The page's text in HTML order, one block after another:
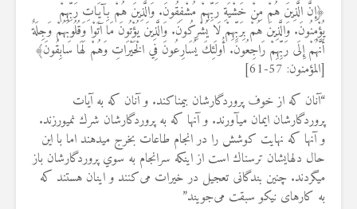
﴿إِنَّ الَّذِينَ هُمْ مِنْ خَشْيَةِ رَبِّهِمْ مُشْفِقُونَ. وَالَّذِينَ هُمْ بِآيَاتِ رَبِّهِمْ
يُؤْمِنُونَ. وَالَّذِينَ هُمْ بِرَبِّهِمْ لَا يُشْرِكُونَ. وَالَّذِينَ يُؤْتُونَ مَا آتَوْا وَقُلُوبُهُمْ وَجِلَةٌ
أَنَّهُمْ إِلَى رَبِّهِمْ رَاجِعُونَ. أُولَئِكَ يُسَارِعُونَ فِي الْخَيْرَاتِ وَهُمْ لَهَا سَابِقُونَ﴾
[المؤمنون: 57-61]
“آنان كه از خوف پروردگارشان بيمناكند. و آنان كه به آيات
پروردگارشان ايمان مي‏آورند. و آنها كه به پروردگارشان شرك نمي‏ورزند.
و آنها كه نهايت كوشش را در انجام طاعات بخرج مي‏دهند اما با اين
حال دلهايشان ترسناك است از اينكه سرانجام به سوي پروردگارشان باز
مي‏گردند. چنین بندگانی تعجیل در خیرات می‌کنند و اینان هستند که
به کارهای نیکو سبقت می‌جویند”